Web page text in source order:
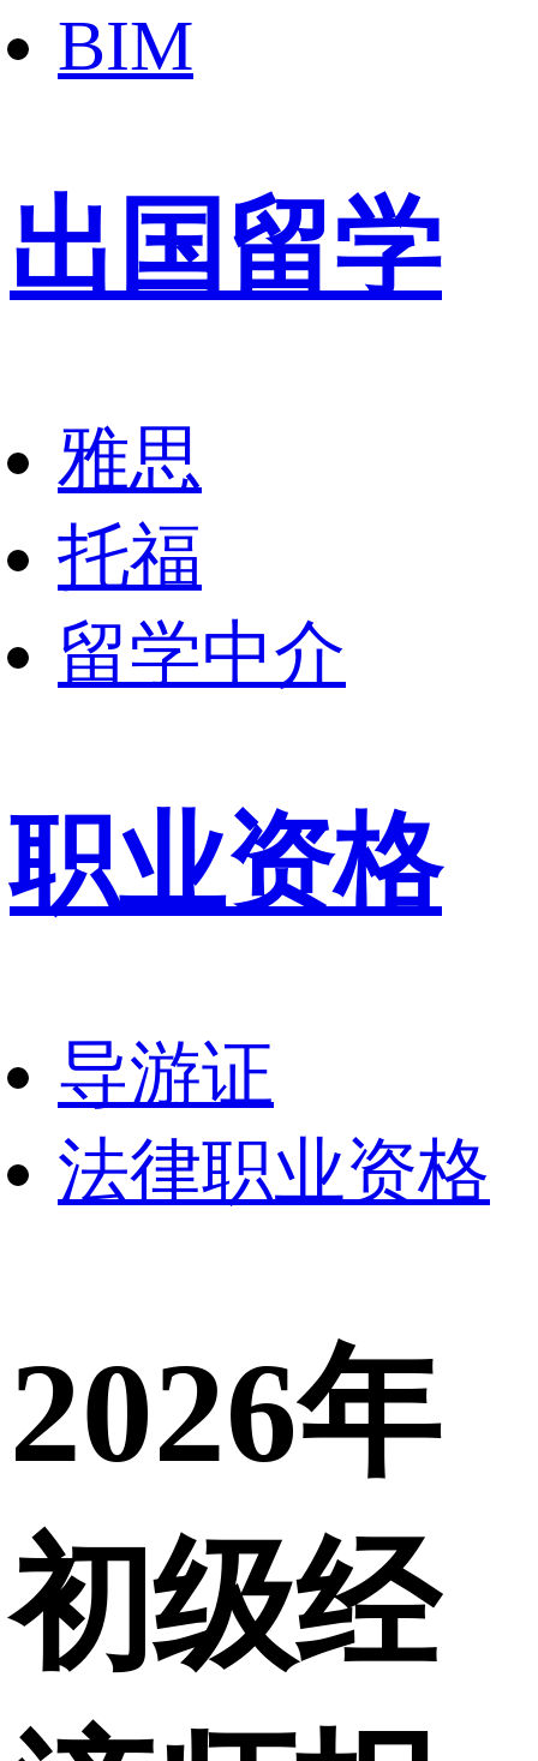
BIM
出国留学
雅思
托福
留学中介
职业资格
导游证
法律职业资格
2026年
初级经